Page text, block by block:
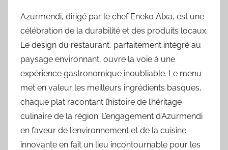
Azurmendi, dirigé par le chef Eneko Atxa, est une
célébration de la durabilité et des produits locaux.
Le design du restaurant, parfaitement intégré au
paysage environnant, ouvre la voie à une
expérience gastronomique inoubliable. Le menu
met en valeur les meilleurs ingrédients basques,
chaque plat racontant l’histoire de l’héritage
culinaire de la région. L’engagement d’Azurmendi
en faveur de l’environnement et de la cuisine
innovante en fait un lieu incontournable pour les